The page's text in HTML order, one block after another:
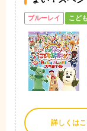
ブルーレイ こど
詳しくは